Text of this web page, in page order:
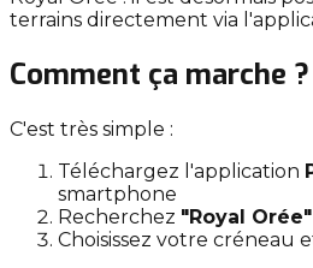
terrains directement via
Comment ça marche ?
C'est très simple :
Téléchargez l'application
smartphone
Recherchez "Royal Orée"
Choisissez votre créneau